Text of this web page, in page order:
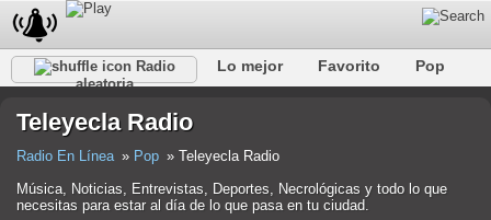
Radio
aleatoria
Lo mejor Favorito
Pop
Rap
Trans Falk
Teleyecla Radio
Radio En Línea Pop
Teleyecla Radio
Música, Noticias, Entrevistas, Deportes, Necrológicas y todo lo que
necesitas para estar al día de lo que pasa en tu ciudad.